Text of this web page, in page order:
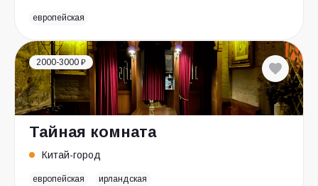
европейская
2000-3000 ₽
Тайная комната
Китай-город
европейская ирландская